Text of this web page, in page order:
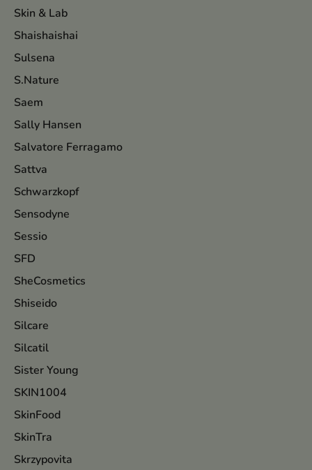
Skin & Lab
Shaishaishai
Sulsena
S.Nature
Saem
Sally Hansen
Salvatore Ferragamo
Sattva
Schwarzkopf
Sensodyne
Sessio
SFD
SheCosmetics
Shiseido
Silcare
Silcatil
Sister Young
SKIN1004
SkinFood
SkinTra
Skrzypovita